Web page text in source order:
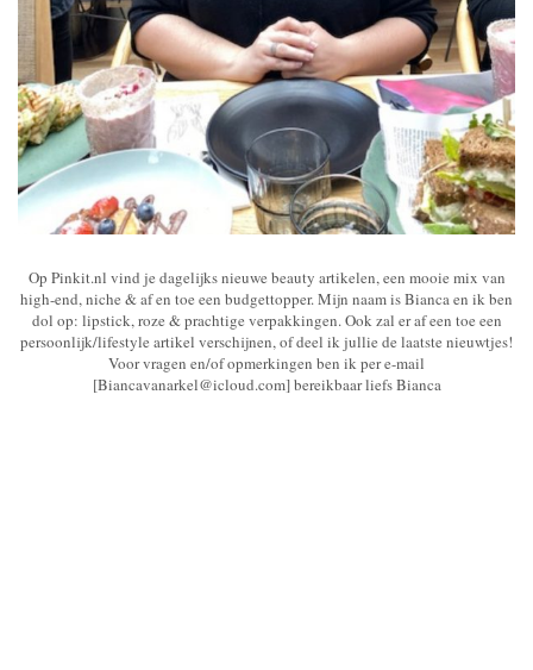
Op Pinkit.nl vind je dagelijks nieuwe beauty artikelen, een mooie mix van
high-end, niche & af en toe een budgettopper. Mijn naam is Bianca en ik ben
dol op: lipstick, roze & prachtige verpakkingen. Ook zal er af een toe een
persoonlijk/lifestyle artikel verschijnen, of deel ik jullie de laatste nieuwtjes!
Voor vragen en/of opmerkingen ben ik per e-mail
[Biancavanarkel@icloud.com] bereikbaar liefs Bianca